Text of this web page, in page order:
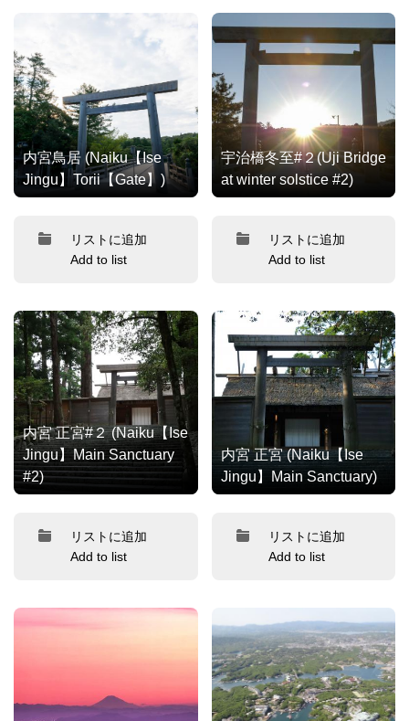
内宮鳥居 (Naiku【Ise
Jingu】Torii【Gate】)
リストに追加
Add to list
宇治橋冬至#２(Uji Bridge
at winter solstice #2)
リストに追加
Add to list
内宮 正宮#２ (Naiku【Ise
Jingu】Main Sanctuary
#2)
リストに追加
Add to list
内宮 正宮 (Naiku【Ise
Jingu】Main Sanctuary)
リストに追加
Add to list